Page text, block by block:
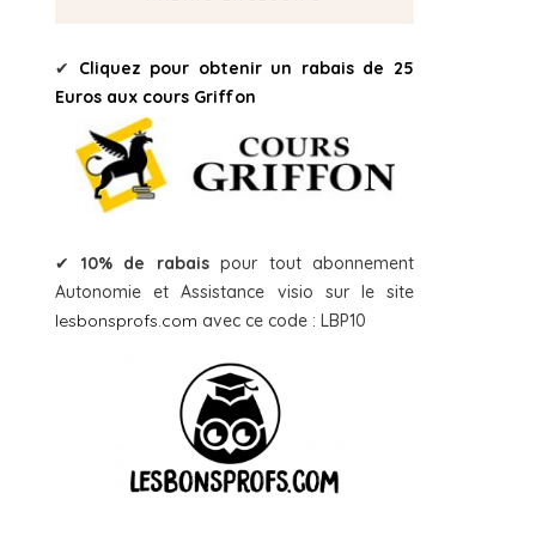
✔ Cliquez pour obtenir un rabais de 25
Euros aux cours Griffon
✔ 10% de rabaispour tout abonnement
Autonomie et Assistance visio sur le site
lesbonsprofs.com avec ce code : LBP10